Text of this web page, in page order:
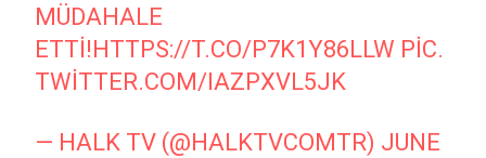
MÜDAHALE
ETTI!HTTPS://T.CO/P7K1Y86LLW PIC.
TWITTER.COM/IAZPXVL5JK
— HALK TV (@HALKTVCOMTR) JUNE